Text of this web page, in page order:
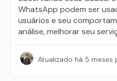
WhatsApp podem ser
usuários e seu
análise, melhorar seu
Atualizado há 5 meses